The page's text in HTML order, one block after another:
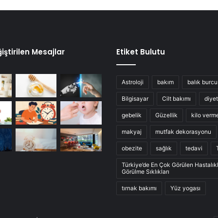
Mesajlar Etiket Bulutu
Astroloji bakım balık burcu
Bilgisayar Cilt bakımı diyet
gebelik Güzellik kilo
makyaj mutfak dekorasyonu
obezite sağlık tedavi
Türkiye’de En Çok Görülen
Görülme Sıklıkları
tırnak bakımı Yüz yogası